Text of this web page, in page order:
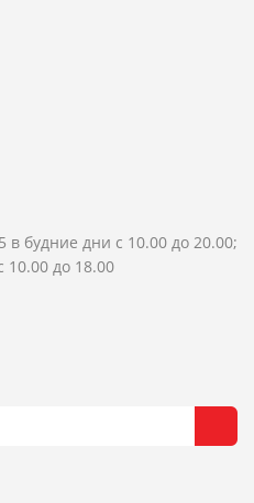
в будние дни с 10.00 до 20.00;
до 18.00